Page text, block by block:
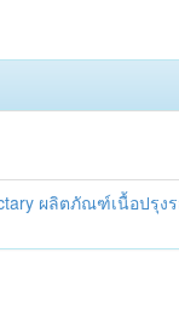
ผลิตภัณฑ์เนื้อปรุง